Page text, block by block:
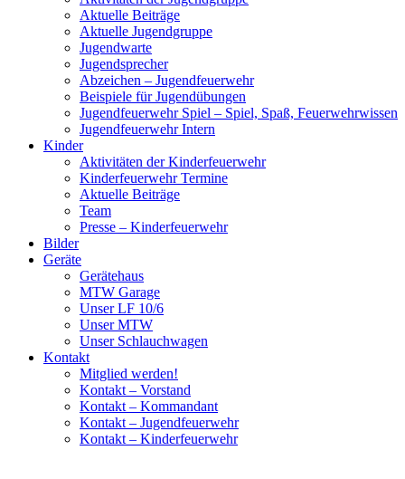
Aktuelle Beiträge
Aktuelle Jugendgruppe
Jugendwarte
Jugendsprecher
Abzeichen – Jugendfeuerwehr
Beispiele für Jugendübungen
Jugendfeuerwehr Spiel – Spiel, Spaß, Feuerwehrwissen
Jugendfeuerwehr Intern
Kinder
Aktivitäten der Kinderfeuerwehr
Kinderfeuerwehr Termine
Aktuelle Beiträge
Team
Presse – Kinderfeuerwehr
Bilder
Geräte
Gerätehaus
MTW Garage
Unser LF 10/6
Unser MTW
Unser Schlauchwagen
Kontakt
Mitglied werden!
Kontakt – Vorstand
Kontakt – Kommandant
Kontakt – Jugendfeuerwehr
Kontakt – Kinderfeuerwehr